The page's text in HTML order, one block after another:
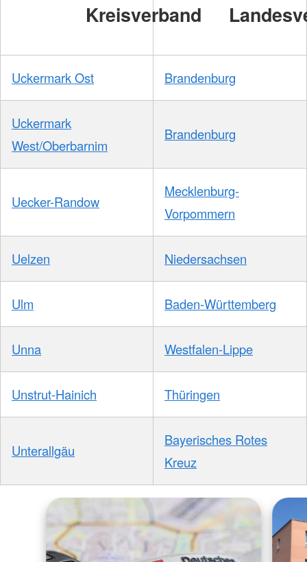
Kreisverband
Uckermark Ost Brandenburg
Uckermark
West/Oberbarnim
Brandenburg
Uecker-Randow
Mecklenburg-
Vorpommern
Uelzen Niedersachsen
Ulm Baden-Württemberg
Unna Westfalen-Lippe
Unstrut-Hainich Thüringen
Unterallgäu
Bayerisches Rotes
Kreuz